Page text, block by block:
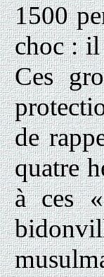
1500
choc : il
Ces
de
quatre
à ces